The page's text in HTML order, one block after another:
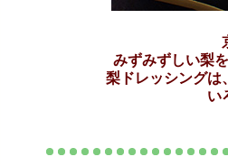
みずみずしい梨
梨ドレッシングは
い